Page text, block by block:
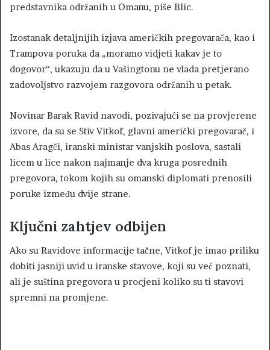
predstavnika održanih u Omanu, piše Blic.
Izostanak detaljnijih izjava američkih pregovarača, kao i
Trampova poruka da „moramo vidjeti kakav je to
dogovor“, ukazuju da u Vašingtonu ne vlada pretjerano
zadovoljstvo razvojem razgovora održanih u petak.
Novinar Barak Ravid navodi, pozivajući se na provjerene
izvore, da su se Stiv Vitkof, glavni američki pregovarač, i
Abas Aragči, iranski ministar vanjskih poslova, sastali
licem u lice nakon najmanje dva kruga posrednih
pregovora, tokom kojih su omanski diplomati prenosili
poruke između dvije strane.
Ključni zahtjev odbijen
Ako su Ravidove informacije tačne, Vitkof je imao priliku
dobiti jasniji uvid u iranske stavove, koji su već poznati,
ali je suština pregovora u procjeni koliko su ti stavovi
spremni na promjene.